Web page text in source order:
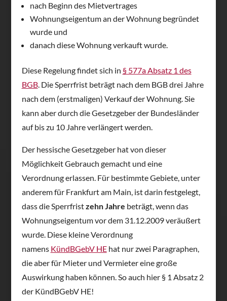
nach Beginn des Mietvertrages
Wohnungseigentum an der Wohnung begründet
wurde und
danach diese Wohnung verkauft wurde.
Diese Regelung findet sich in § 577a Absatz 1 des
BGB. Die Sperrfrist beträgt nach dem BGB drei Jahre
nach dem (erstmaligen) Verkauf der Wohnung. Sie
kann aber durch die Gesetzgeber der Bundesländer
auf bis zu 10 Jahre verlängert werden.
Der hessische Gesetzgeber hat von dieser
Möglichkeit Gebrauch gemacht und eine
Verordnung erlassen. Für bestimmte Gebiete, unter
anderem für Frankfurt am Main, ist darin festgelegt,
dass die Sperrfristzehn Jahre beträgt, wenn das
Wohnungseigentum vor dem 31.12.2009 veräußert
wurde. Diese kleine Verordnung
namens KündBGebV HE hat nur zwei Paragraphen,
die aber für Mieter und Vermieter eine große
Auswirkung haben können. So auch hier § 1 Absatz 2
der KündBGebV HE!